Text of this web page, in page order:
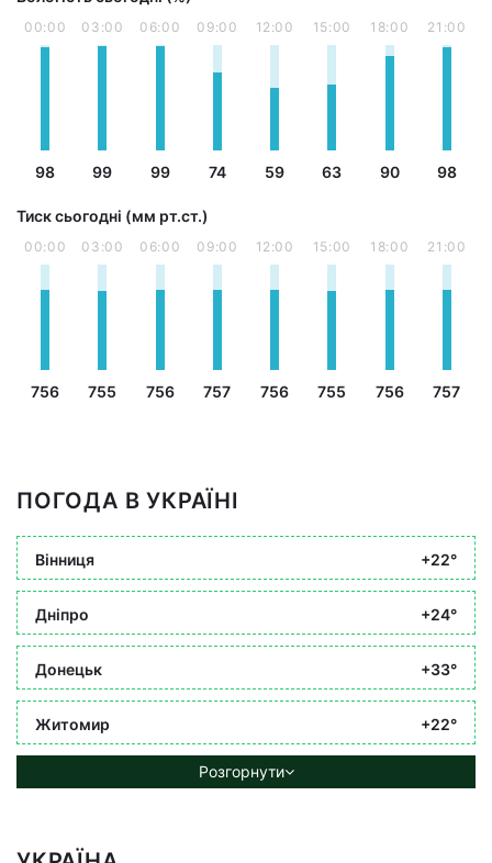
00:00
98
03:00
99
06:00
99
09:00
74
12:00
59
15:00
63
18:00
90
21:00
98
Тиск сьогодні (мм рт.ст.)
00:00
756
03:00
755
06:00
756
09:00
757
12:00
756
15:00
755
18:00
756
21:00
757
ПОГОДА В УКРАЇНІ
Вінниця +22°
Дніпро +24°
Донецьк +33°
Житомир +22°
Розгорнути